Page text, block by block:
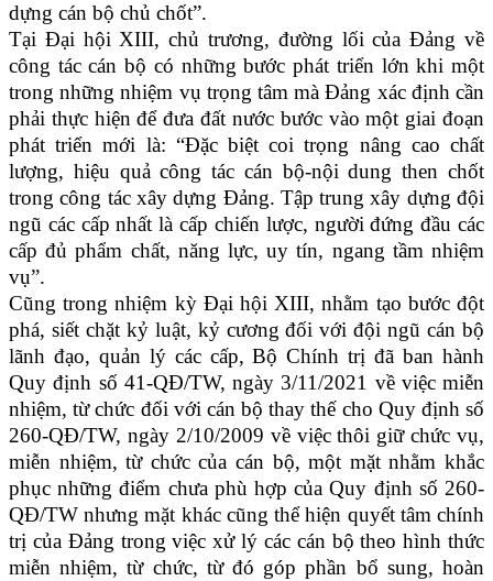
dựng cán bộ chủ chốt”.
Tại Đại hội XIII, chủ trương, đường lối của Đảng về
công tác cán bộ có những bước phát triển lớn khi một
trong những nhiệm vụ trọng tâm mà Đảng xác định cần
phải thực hiện để đưa đất nước bước vào một giai đoạn
phát triển mới là: “Đặc biệt coi trọng nâng cao chất
lượng, hiệu quả công tác cán bộ-nội dung then chốt
trong công tác xây dựng Đảng. Tập trung xây dựng đội
ngũ các cấp nhất là cấp chiến lược, người đứng đầu các
cấp đủ phẩm chất, năng lực, uy tín, ngang tầm nhiệm
vụ”.
Cũng trong nhiệm kỳ Đại hội XIII, nhằm tạo bước đột
phá, siết chặt kỷ luật, kỷ cương đối với đội ngũ cán bộ
lãnh đạo, quản lý các cấp, Bộ Chính trị đã ban hành
Quy định số 41-QĐ/TW, ngày 3/11/2021 về việc miễn
nhiệm, từ chức đối với cán bộ thay thế cho Quy định số
260-QĐ/TW, ngày 2/10/2009 về việc thôi giữ chức vụ,
miễn nhiệm, từ chức của cán bộ, một mặt nhằm khắc
phục những điểm chưa phù hợp của Quy định số 260-
QĐ/TW nhưng mặt khác cũng thể hiện quyết tâm chính
trị của Đảng trong việc xử lý các cán bộ theo hình thức
miễn nhiệm, từ chức, từ đó góp phần bổ sung, hoàn